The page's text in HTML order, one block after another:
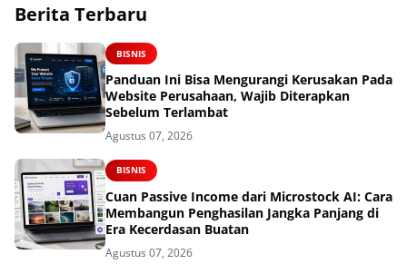
Berita Terbaru
BISNIS
Panduan Ini Bisa Mengurangi Kerusakan Pada
Website Perusahaan, Wajib Diterapkan
Sebelum Terlambat
Agustus 07, 2026
BISNIS
Cuan Passive Income dari Microstock AI: Cara
Membangun Penghasilan Jangka Panjang di
Era Kecerdasan Buatan
Agustus 07, 2026